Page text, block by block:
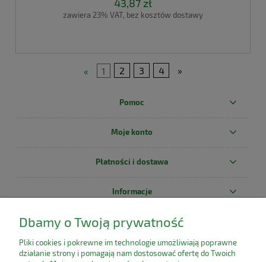
43,87 zł
zawiera 23% VAT, bez kosztów dostawy
« 1 2 3 4 »
Pomoc
Moje konto
Płatności i dostawa
Informacje
O nas
Dbamy o Twoją prywatność
Pliki cookies i pokrewne im technologie umożliwiają poprawne
działanie strony i pomagają nam dostosować ofertę do Twoich